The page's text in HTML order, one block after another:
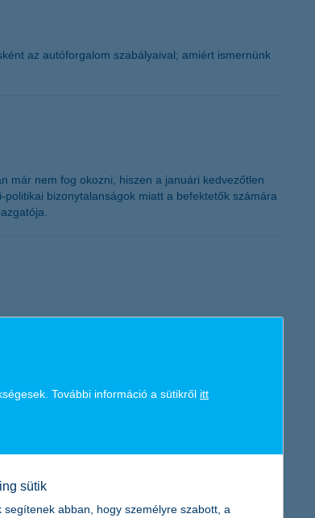
az autóforgalom szabályaival; amiért ismernünk
már nem fog okozni, hiszen a januári kedvezőtlen
bizonytalanságok miatt a befektetők számára
és négy vidéki intézmény kapta, amelyek
További információ a sütikről itt
sütik
segítenek abban, hogy személyre szabott, a